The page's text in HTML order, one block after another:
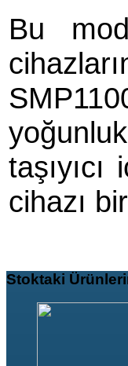
Bu
cihazı
Stoktaki